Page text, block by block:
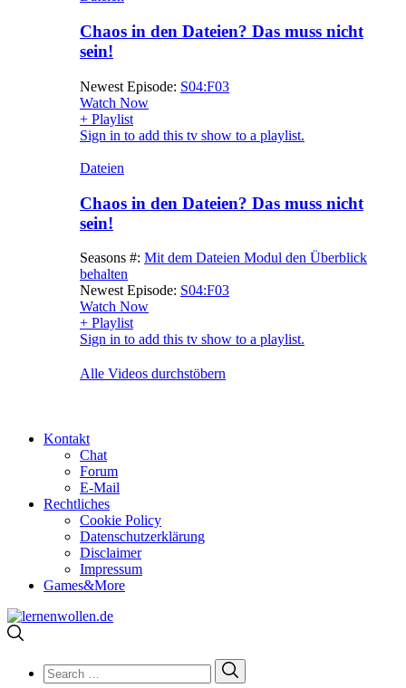
Chaos in den Dateien? Das muss nicht
sein!
Newest Episode: S04:F03
Watch Now
+ Playlist
Sign in to add this tv show to a playlist.
Dateien
Chaos in den Dateien? Das muss nicht
sein!
Seasons #: Mit dem Dateien Modul den Überblick
behalten
Newest Episode: S04:F03
Watch Now
+ Playlist
Sign in to add this tv show to a playlist.
Alle Videos durchstöbern
Kontakt
Chat
Forum
E-Mail
Rechtliches
Cookie Policy
Datenschutzerklärung
Disclaimer
Impressum
Games&More
Search
for: